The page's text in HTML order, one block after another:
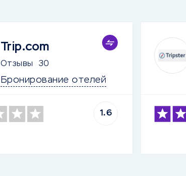
Trip.com
Отзывы 30
Бронирование отелей
1.6